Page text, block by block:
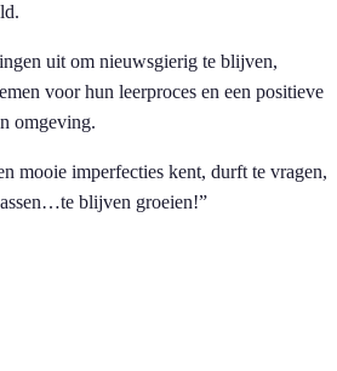
uit om nieuwsgierig te blijven,
voor hun leerproces en een positieve
omgeving.
mooie imperfecties kent, durft te vragen,
blijven groeien!”